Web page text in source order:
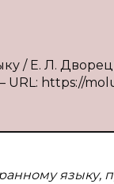
/ Е. Л.
https://